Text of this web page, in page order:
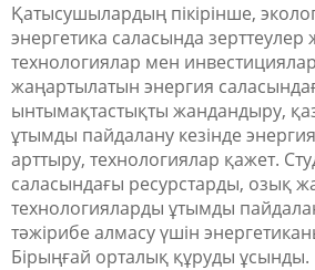
Қатысушылардың пікірінше,
энергетика саласында зерттеулер
технологиялар мен
жаңартылатын энергия
ынтымақтастықты жандандыру,
ұтымды пайдалану кезінде энергия
арттыру, технологиялар қажет.
саласындағы ресурстарды, озық
технологияларды ұтымды
тәжірибе алмасу үшін
Бірыңғай орталық құруды ұсынды.